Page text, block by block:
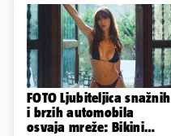
odmor
FOTO Ljubiteljica snažnih
i brzih automobila
osvaja mreže: Bikini